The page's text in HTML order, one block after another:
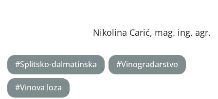
Nikolina Carić, mag. ing. agr.
#Splitsko-dalmatinska #Vinogradarstvo
#Vinova loza